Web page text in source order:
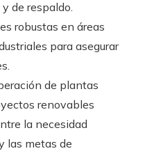
de respaldo.
robustas en áreas
para asegurar
de plantas
renovables
la necesidad
las metas de